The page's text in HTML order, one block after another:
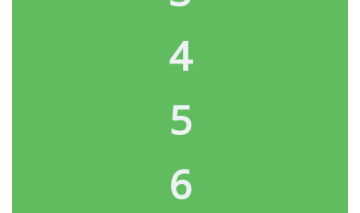
4
5
6